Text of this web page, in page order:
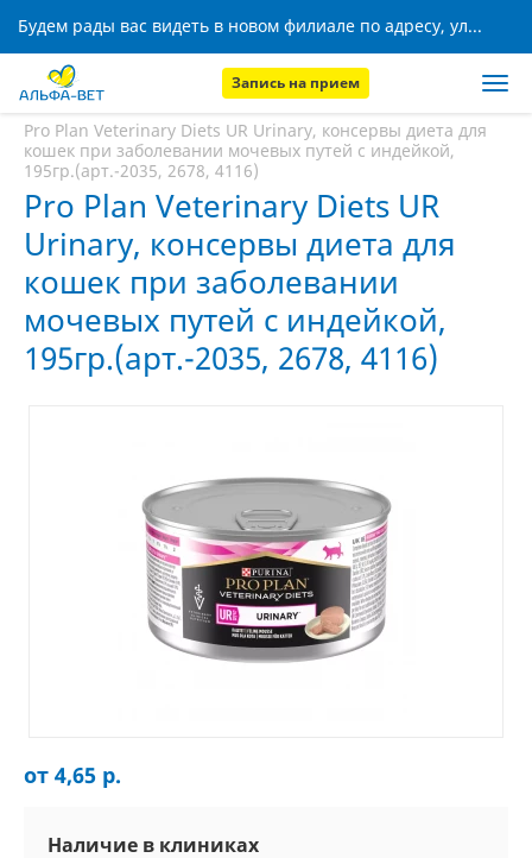
Будем рады вас видеть в новом филиале по адресу, ул. Кижеватова, 8!
Запись на прием
Главная
Pro Plan Veterinary Diets UR Urinary, консервы диета для
кошек при заболевании мочевых путей с индейкой,
195гр.(арт.-2035, 2678, 4116)
Pro Plan Veterinary Diets UR
Urinary, консервы диета для
кошек при заболевании
мочевых путей с индейкой,
195гр.(арт.-2035, 2678, 4116)
от 4,65 р.
Наличие в клиниках